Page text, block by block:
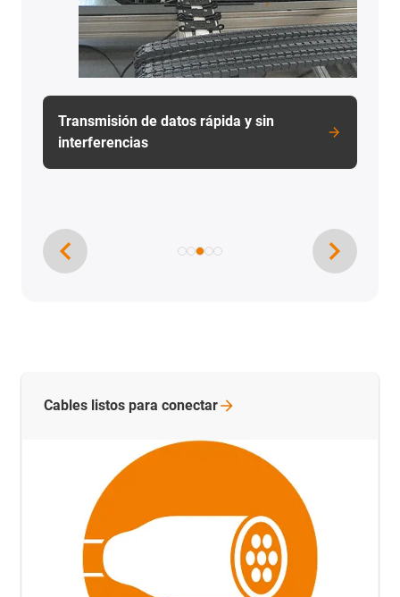
Descarga de buques
Cables listos para conectar